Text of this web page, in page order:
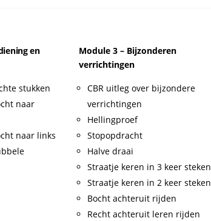
en
stukken
naar
naar links
Module 3 – Bijzonderen
verrichtingen
CBR uitleg over bijzondere
verrichtingen
Hellingproef
Stopopdracht
Halve draai
Straatje keren in 3 keer steken
Straatje keren in 2 keer steken
Bocht achteruit rijden
Recht achteruit leren rijden